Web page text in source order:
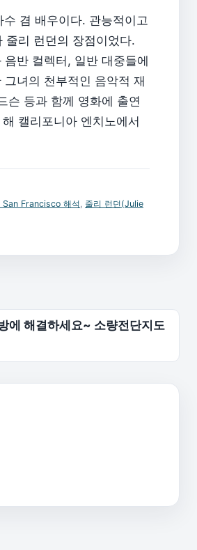
겸 배우이다. 관능적이고
줄리 런던의 장점이었다.
반 컬렉터, 일반 대중들에
녀의 천부적인 음악적 재
슨 등과 함께 영화에 출연
캘리포니아 엔치노에서
Francisco 해석, 줄리 런던(Julie
에 해결하세요~ 소량전단지도